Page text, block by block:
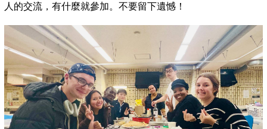
人的交流，有什麼就參加。不要留下遺憾！